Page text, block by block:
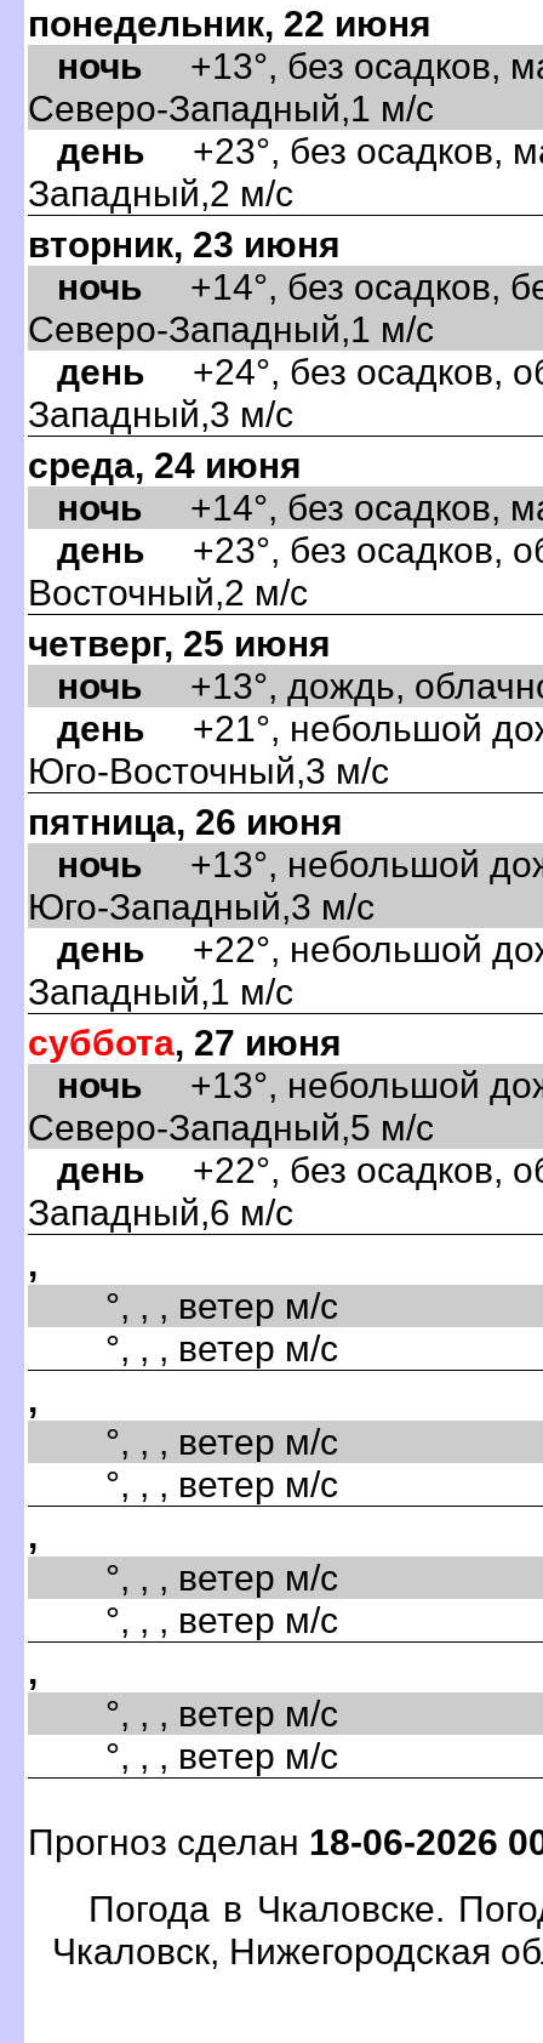
понедельник, 22 июня
ночь +13°, без осадков,
Северо-Западный,1 м/с
день +23°, без осадков,
Западный,2 м/с
торник, 23 июня
ночь +14°, без осадков,
Северо-Западный,1 м/с
день +24°, без осадков,
Западный,3 м/с
среда, 24 июня
ночь +14°, без осадков,
день +23°, без осадков,
осточный,2 м/с
четверг, 25 июня
ночь +13°, дождь,
день +21°, небольшой
Юго-Восточный,3 м/с
пятница, 26 июня
ночь +13°, небольшой
Юго-Западный,3 м/с
день +22°, небольшой
Западный,1 м/с
суббота, 27 июня
ночь +13°, небольшой
Северо-Западный,5 м/с
день +22°, без осадков,
Западный,6 м/с
,
°, , , ветер м/с
°, , , ветер м/с
,
°, , , ветер м/с
°, , , ветер м/с
,
°, , , ветер м/с
°, , , ветер м/с
,
°, , , ветер м/с
°, , , ветер м/с
Прогноз сделан 18-06-2026
Погода в Чкаловске.
Чкаловск, Нижегородская